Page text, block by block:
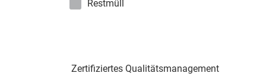
Restmüll
Zertifiziertes Qualitäts­management